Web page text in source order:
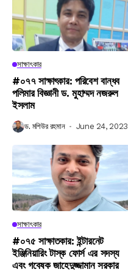
সাক্ষাৎকার
#০৭৭ সাক্ষাৎকার: পরিবেশ বান্ধব
পলিমার বিজ্ঞানী ড. মুহাম্মদ নজরুল
ইসলাম
ড. মশিউর রহমান June 24, 2023
সাক্ষাৎকার
#০৭৫ সাক্ষাতকার: ইন্টারনেট
ইঞ্জিনিয়ারিং টাস্ক ফোর্স এর সদস্য
এবং গবেষক জাহেদুজ্জামান সরকার